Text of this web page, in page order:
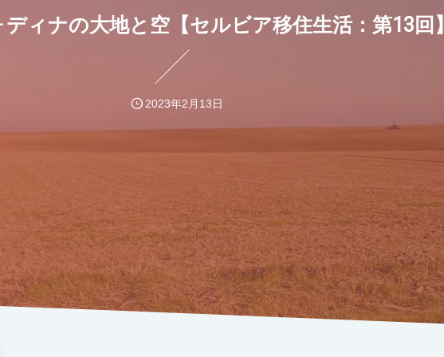
ィナの大地と空【セルビア移住生活：第13回】
2023年2月13日